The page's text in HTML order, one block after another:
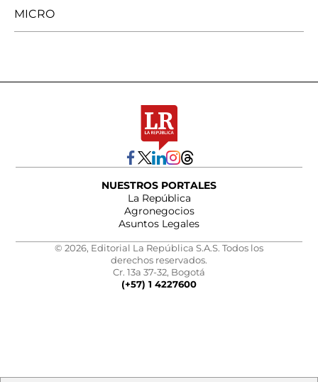
MICRO
NUESTROS PORTALES
La República
Agronegocios
Asuntos Legales
© 2026, Editorial La República S.A.S. Todos los
derechos reservados.
Cr. 13a 37-32, Bogotá
(+57) 1 4227600